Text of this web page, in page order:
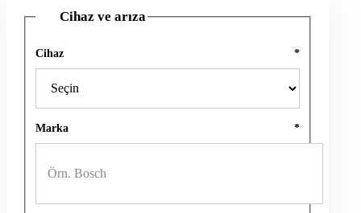
Cihaz ve arıza
Cihaz *
Marka *